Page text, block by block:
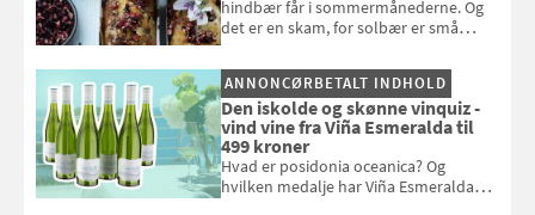
hindbær får i sommermånederne. Og
det er en skam, for solbær er små
syre og dybde til dine desserter.
Samvirke har samlet 9 gode opskrifter
med det oversete sommerbær
ANNONCØRBETALT INDHOLD
Den iskolde og skønne vinquiz -
vind vine fra Viña Esmeralda til
499 kroner
Hvad er posidonia oceanica? Og
hvilken medalje har Viña Esmeralda